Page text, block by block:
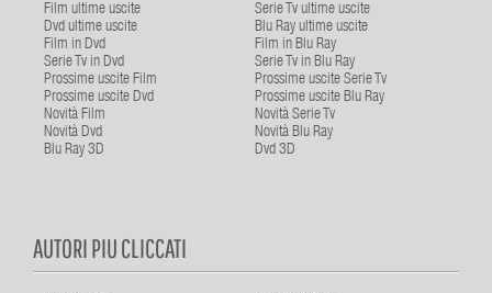
Film ultime uscite
Serie Tv ultime uscite
Dvd ultime uscite
Blu Ray ultime uscite
Film in Dvd
Film in Blu Ray
Serie Tv in Dvd
Serie Tv in Blu Ray
Prossime uscite Film
Prossime uscite Serie Tv
Prossime uscite Dvd
Prossime uscite Blu Ray
Novità Film
Novità Serie Tv
Novità Dvd
Novità Blu Ray
Blu Ray 3D
Dvd 3D
AUTORI PIU CLICCATI